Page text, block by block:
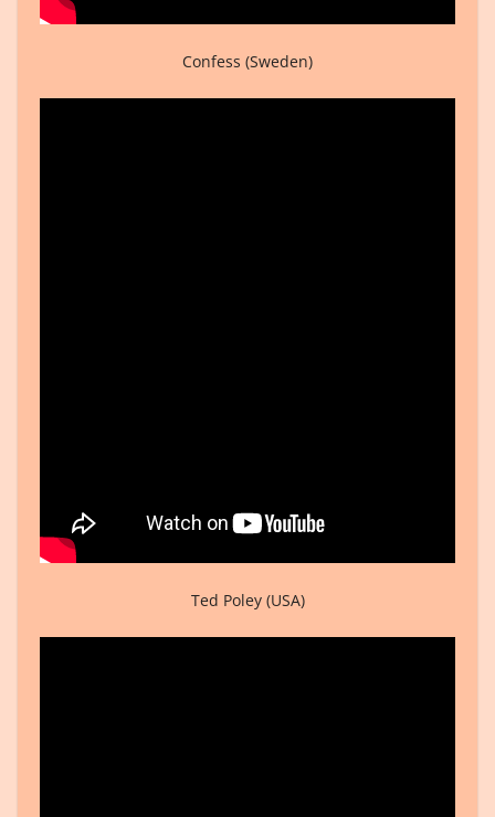
Confess (Sweden)
Ted Poley (USA)